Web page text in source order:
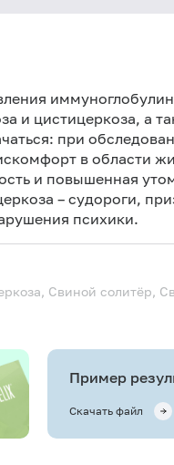
и цистицеркоза, а
при
в области
и повышенная
– судороги,
психики.
Свиной солитёр,
Пример
Скачать файл